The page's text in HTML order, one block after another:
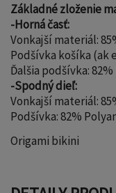
Základné zloženie
-Horná časť:
Vonkajší materiál:
Podšívka košíka (ak
Ďalšia podšívka:
-Spodný dieľ:
Vonkajší materiál:
Podšívka: 82%
Origami bikini